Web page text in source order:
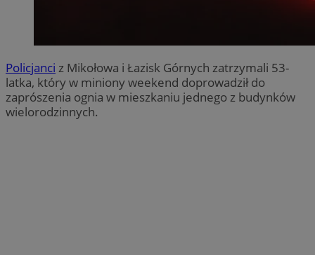
Policjanci z Mikołowa i Łazisk Górnych zatrzymali 53-
latka, który w miniony weekend doprowadził do
zaprószenia ognia w mieszkaniu jednego z budynków
wielorodzinnych.